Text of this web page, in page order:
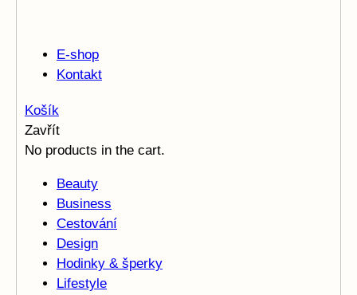
E-shop
Kontakt
Košík
Zavřít
No products in the cart.
Beauty
Business
Cestování
Design
Hodinky & šperky
Lifestyle